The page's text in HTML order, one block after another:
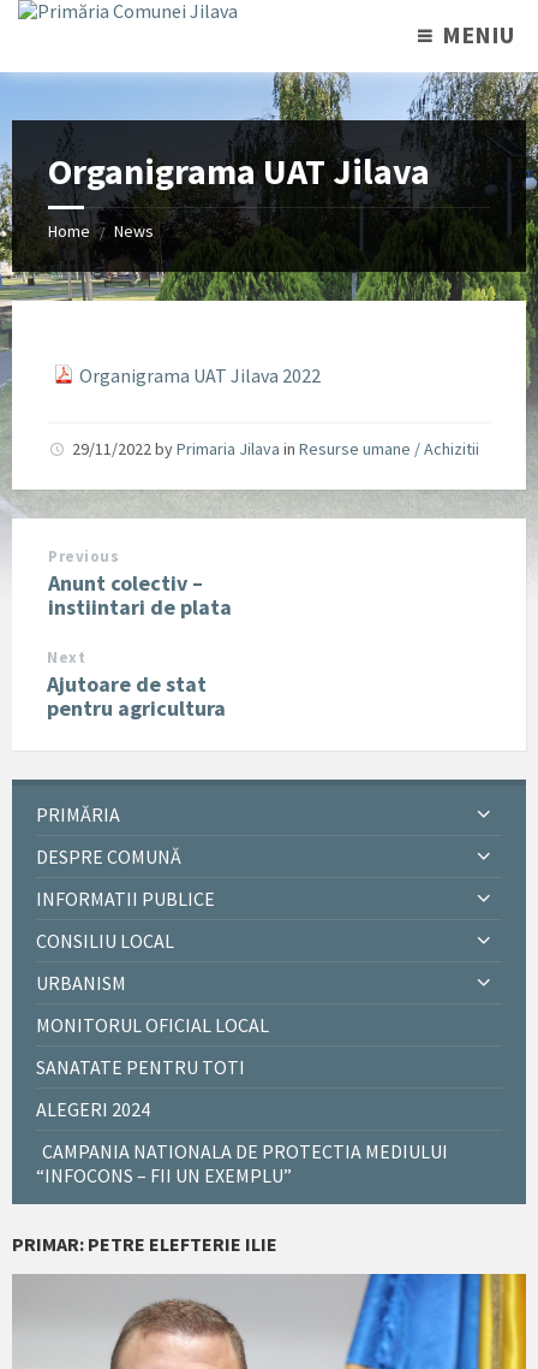
MENIU
Organigrama UAT Jilava
Home / News
Organigrama UAT Jilava 2022
29/11/2022byPrimaria Jilava in Resurse umane / Achizitii
Previous
Anunt colectiv –
instiintari de plata
Next
Ajutoare de stat
pentru agricultura
PRIMĂRIA
DESPRE COMUNĂ
INFORMATII PUBLICE
CONSILIU LOCAL
URBANISM
MONITORUL OFICIAL LOCAL
SANATATE PENTRU TOTI
ALEGERI 2024
CAMPANIA NATIONALA DE PROTECTIA MEDIULUI
“INFOCONS – FII UN EXEMPLU”
PRIMAR: PETRE ELEFTERIE ILIE